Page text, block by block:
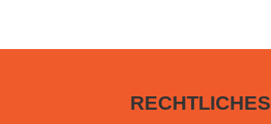
RECHTLICHES